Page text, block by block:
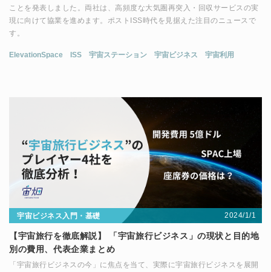
ことを発表しました。両社は、高頻度な大気圏再突入・回収サービスの実
現に向けて協業を進めます。ポストISS時代を見据えた注目のニュースで
す。
ElevationSpace ISS 宇宙ステーション 宇宙ビジネス 宇宙利用
宇宙ビジネス入門・基礎 2024/1/1
【宇宙旅行を徹底解説】 「宇宙旅行ビジネス」の現状と目的地
別の費用、代表企業まとめ
「宇宙旅行ビジネスの今」に焦点を当て、実際に宇宙旅行ビジネスを展開